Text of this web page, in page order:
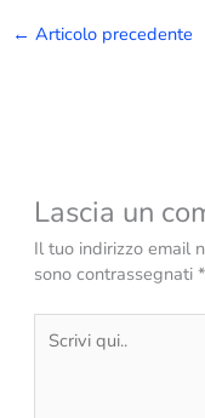
← Articolo precedente
Lascia un
Il tuo indirizzo email
sono contrassegnati *
qui..